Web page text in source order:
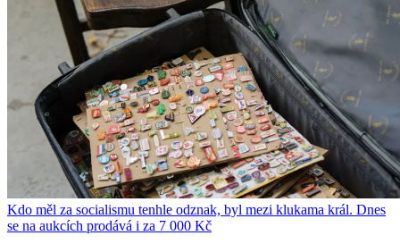
Kdo měl za socialismu tenhle odznak, byl mezi klukama král. Dnes
se na aukcích prodává i za 7 000 Kč